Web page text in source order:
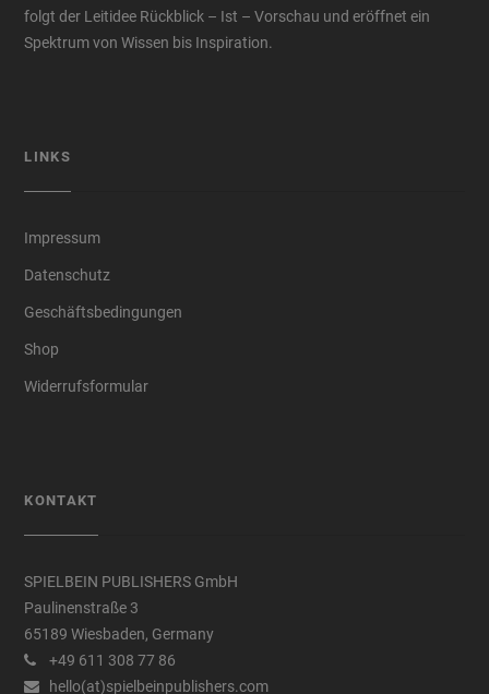
folgt der Leitidee Rückblick – Ist – Vorschau und eröffnet ein
Spektrum von Wissen bis Inspiration.
LINKS
Impressum
Datenschutz
Geschäftsbedingungen
Shop
Widerrufsformular
KONTAKT
SPIELBEIN PUBLISHERS GmbH
Paulinenstraße 3
65189 Wiesbaden, Germany
+49 611 308 77 86
hello(at)spielbeinpublishers.com